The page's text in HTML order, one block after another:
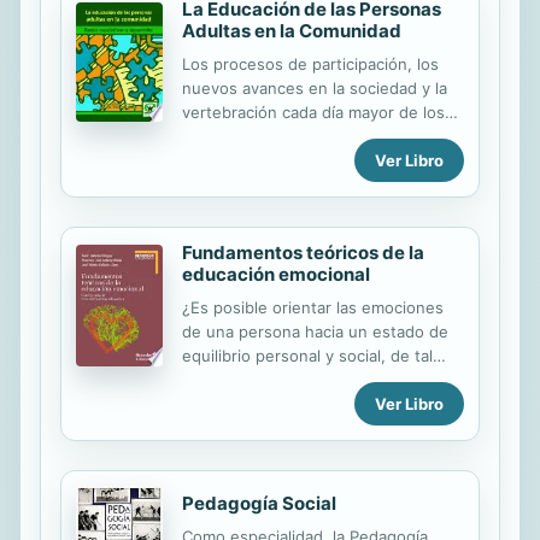
La Educación de las Personas
Adultas en la Comunidad
Los procesos de participación, los
nuevos avances en la sociedad y la
vertebración cada día mayor de los
movimientos sociales, están
generando toda una batería de
propuestas formativas. Es preciso
educación de carácter comunitario y
la elaboración de unas propuestas
tendentes a la mejora de la calidad
de vida de la población. En estos
nuevos espacios educativos tiene
una presencia cada vez mayor la
educación permanente que aparece
en todo el mundo como una
alternativa educativa para la
edad. A través de esta...
Ver Libro
Fundamentos teóricos de la
educación emocional
¿Es posible orientar las emociones
de una persona hacia un estado de
equilibrio personal y social, de tal
forma que le permita afrontar mejor
los retos de la vida y, por tanto,
consiga un desarrollo integral como
en el que se mueve? Este es el
objetivo que abarca la educación
emocional, un proceso educativo
Ver Libro
Pedagogía Social